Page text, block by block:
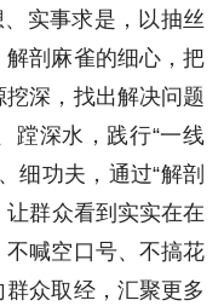
实事求是，以抽丝
剖麻雀的细心，把
深，找出解决问题
蹚深水，践行“一线
细功夫，通过“解剖
让群众看到实实在在
喊空口号、不搞花
众取经，汇聚更多